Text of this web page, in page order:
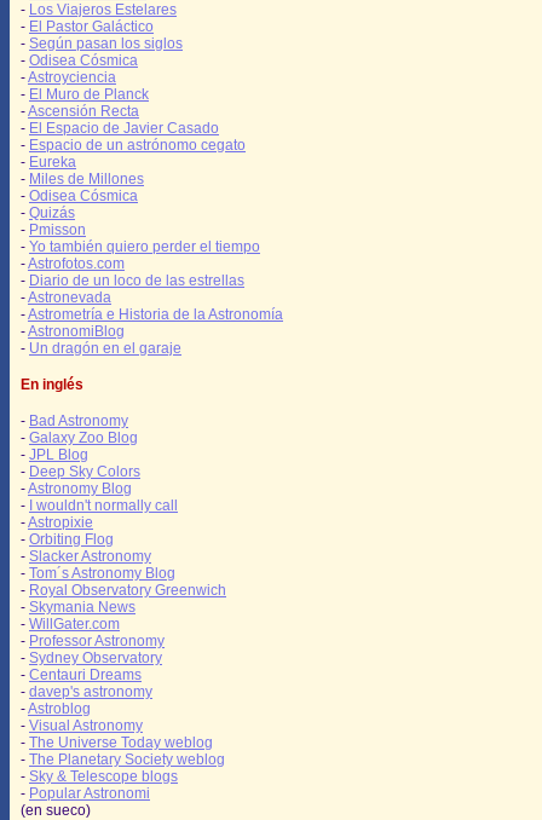
- Los Viajeros Estelares
- El Pastor Galáctico
- Según pasan los siglos
- Odisea Cósmica
-Astroyciencia
- El Muro de Planck
-Ascensión Recta
- El Espacio de Javier Casado
- Espacio de un astrónomo cegato
- Eureka
- Miles de Millones
- Odisea Cósmica
- Quizás
- Pmisson
- Yo también quiero perder el tiempo
-Astrofotos.com
- Diario de un loco de las estrellas
-Astronevada
-Astrometría e Historia de la Astronomía
-AstronomiBlog
- Un dragón en el garaje
En inglés
- Bad Astronomy
- Galaxy Zoo Blog
- JPL Blog
- Deep Sky Colors
-Astronomy Blog
- I wouldn't normally call
-Astropixie
- Orbiting Flog
- Slacker Astronomy
- Tom´s Astronomy Blog
- Royal Observatory Greenwich
- Skymania News
- WillGater.com
- Professor Astronomy
- Sydney Observatory
- Centauri Dreams
- davep's astronomy
-Astroblog
- Visual Astronomy
- The Universe Today weblog
- The Planetary Society weblog
- Sky & Telescope blogs
- Popular Astronomi
(en sueco)